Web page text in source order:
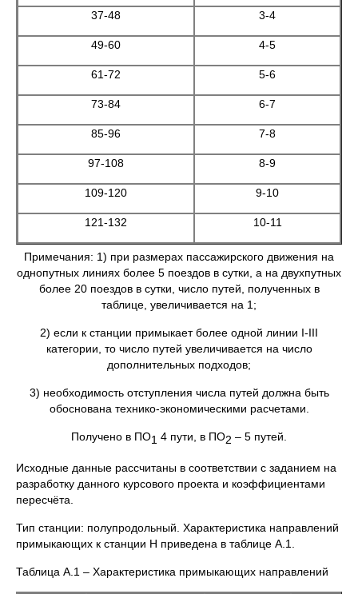
37-48 3-4
49-60 4-5
61-72 5-6
73-84 6-7
85-96 7-8
97-108 8-9
109-120 9-10
121-132 10-11
Примечания: 1) при размерах пассажирского движения на
однопутных линиях более 5 поездов в сутки, а на двухпутных
более 20 поездов в сутки, число путей, полученных в
таблице, увеличивается на 1;
2) если к станции примыкает более одной линии I-III
категории, то число путей увеличивается на число
дополнительных подходов;
3) необходимость отступления числа путей должна быть
обоснована технико-экономическими расчетами.
Получено в ПО1 4 пути, в ПО2 – 5 путей.
Исходные данные рассчитаны в соответствии с заданием на
разработку данного курсового проекта и коэффициентами
пересчёта.
Тип станции: полупродольный. Характеристика направлений
примыкающих к станции Н приведена в таблице А.1.
Таблица А.1 – Характеристика примыкающих направлений